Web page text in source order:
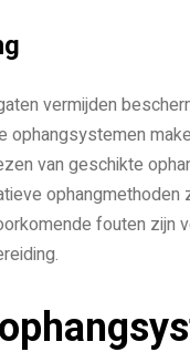
vermijden
ophangsystemen
van geschikte
fouten zijn